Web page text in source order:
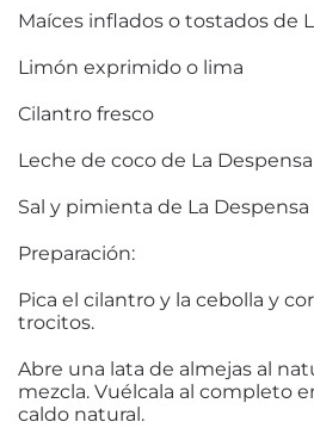
Maíces inflados o tostados de
Limón exprimido o lima
Cilantro fresco
Leche de coco de La Despensa
Sal y pimienta de La Despensa
Preparación:
Pica el cilantro y la cebolla y
trocitos.
Abre una lata de almejas al
mezcla. Vuélcala al completo
caldo natural.